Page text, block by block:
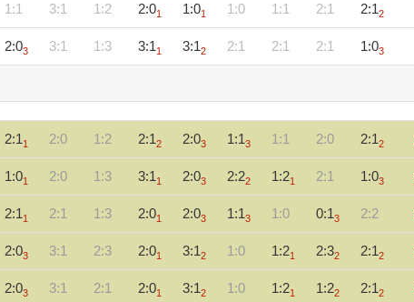
1:1 3:1 1:2 2:01 1:01 1:0 1:1 2:1 2:12
2:03 3:1 1:3 3:11 3:12 2:1 2:1 2:1 1:03
2:1 1 2:0 1:2 2:1 2 2:03 1:1 3 1:1 2:0 2:1 2
1:01 2:0 1:3 3:1 1 2:03 2:22 1:21 2:1 1:03
2:1 1 2:1 1:3 2:01 2:03 1:1 3 1:0 0:1 3 2:2
2:03 3:1 2:3 2:01 3:1 2 1:0 1:21 2:32 2:1 2
2:03 3:1 2:1 2:01 3:1 2 1:0 1:21 1:22 2:1 2